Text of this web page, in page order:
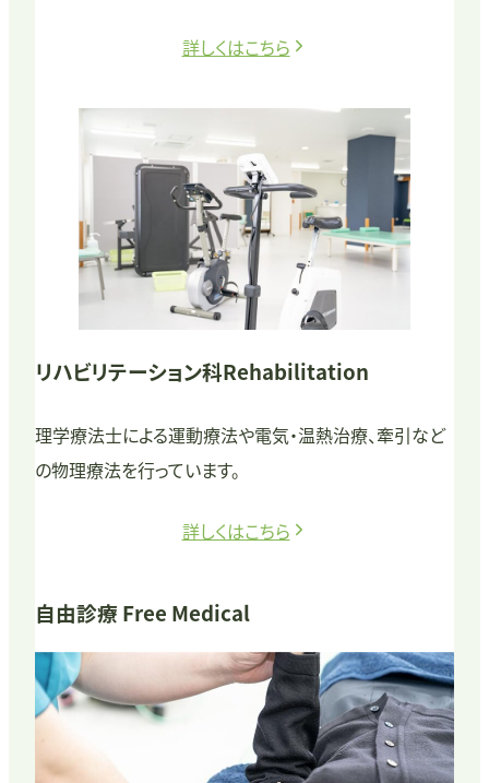
詳しくはこちら
リハビリテーション科Rehabilitation
理学療法士による運動療法や電気・温熱治療、牽引など
の物理療法を行っています。
詳しくはこちら
自由診療 Free Medical